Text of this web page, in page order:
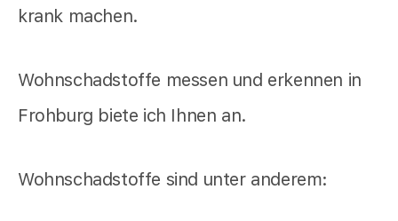
krank machen.
Wohnschadstoffe messen und erkennen in
Frohburg biete ich Ihnen an.
Wohnschadstoffe sind unter anderem: